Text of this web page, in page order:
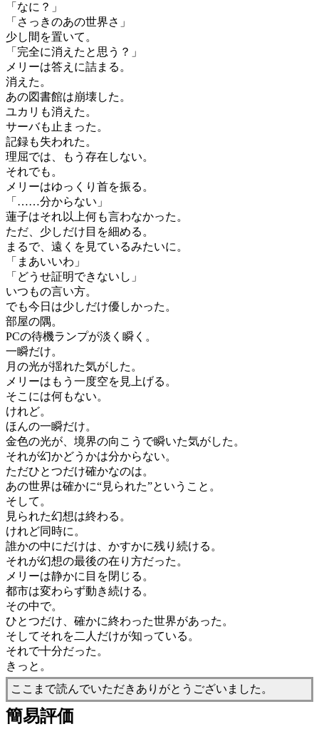
「なに？」
「さっきのあの世界さ」
少し間を置いて。
「完全に消えたと思う？」
メリーは答えに詰まる。
消えた。
あの図書館は崩壊した。
ユカリも消えた。
サーバも止まった。
記録も失われた。
理屈では、もう存在しない。
それでも。
メリーはゆっくり首を振る。
「……分からない」
蓮子はそれ以上何も言わなかった。
ただ、少しだけ目を細める。
まるで、遠くを見ているみたいに。
「まあいいわ」
「どうせ証明できないし」
いつもの言い方。
でも今日は少しだけ優しかった。
部屋の隅。
PCの待機ランプが淡く瞬く。
一瞬だけ。
月の光が揺れた気がした。
メリーはもう一度空を見上げる。
そこには何もない。
けれど。
ほんの一瞬だけ。
金色の光が、境界の向こうで瞬いた気がした。
それが幻かどうかは分からない。
ただひとつだけ確かなのは。
あの世界は確かに“見られた”ということ。
そして。
見られた幻想は終わる。
けれど同時に。
誰かの中にだけは、かすかに残り続ける。
それが幻想の最後の在り方だった。
メリーは静かに目を閉じる。
都市は変わらず動き続ける。
その中で。
ひとつだけ、確かに終わった世界があった。
そしてそれを二人だけが知っている。
それで十分だった。
きっと。
ここまで読んでいただきありがとうございました。
簡易評価